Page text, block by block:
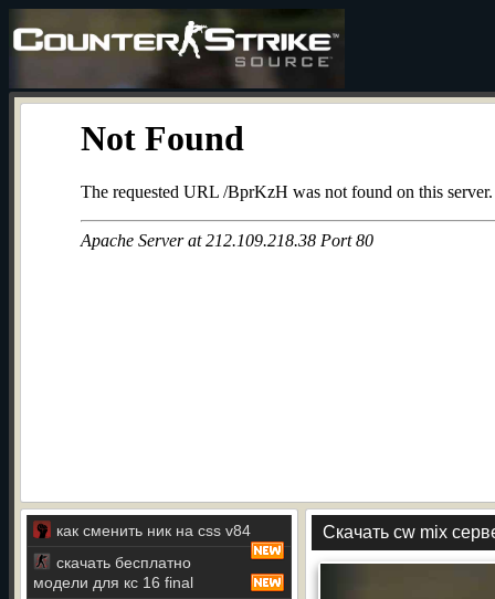
как сменить ник на css v84
скачать бесплатно
модели для кс 16 final
Скачать cw mix